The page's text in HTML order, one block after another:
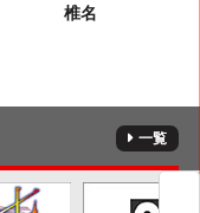
椎名
一覧